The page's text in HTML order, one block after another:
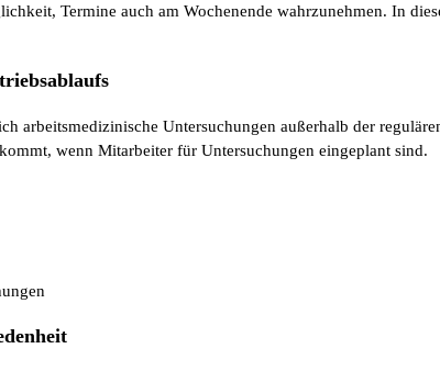
Termine auch am Wochenende wahrzunehmen. In
arbeitsmedizinische Untersuchungen außerhalb der
wenn Mitarbeiter für Untersuchungen eingeplant sind.